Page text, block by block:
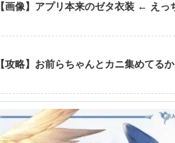
【画像】アプリ本来のゼタ衣装 ← え
【攻略】お前らちゃんとカニ集めてるか